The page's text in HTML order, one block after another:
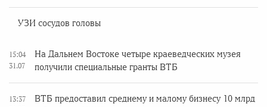
УЗИ сосудов головы
15:04
31.07
На Дальнем Востоке четыре краеведческих музея
получили специальные гранты ВТБ
13:37
ВТБ предоставил среднему и малому бизнесу 10 млрд